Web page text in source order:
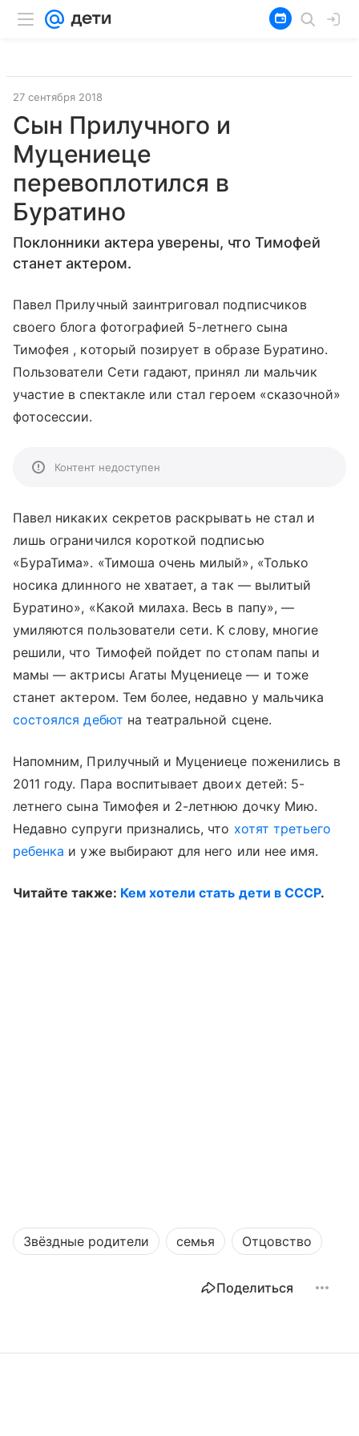
27 сентября 2018
Сын Прилучного и
Муцениеце
перевоплотился в
Буратино
Поклонники актера уверены, что Тимофей
станет актером.
Павел Прилучный заинтриговал подписчиков
своего блога фотографией 5-летнего сына
Тимофея , который позирует в образе Буратино.
Пользователи Сети гадают, принял ли мальчик
участие в спектакле или стал героем «сказочной»
фотосессии.
Контент недоступен
Павел никаких секретов раскрывать не стал и
лишь ограничился короткой подписью
«БураТима». «Тимоша очень милый», «Только
носика длинного не хватает, а так — вылитый
Буратино», «Какой милаха. Весь в папу», —
умиляются пользователи сети. К слову, многие
решили, что Тимофей пойдет по стопам папы и
мамы — актрисы Агаты Муцениеце — и тоже
станет актером. Тем более, недавно у мальчика
состоялся дебют на театральной сцене.
Напомним, Прилучный и Муцениеце поженились в
2011 году. Пара воспитывает двоих детей: 5-
летнего сына Тимофея и 2-летнюю дочку Мию.
Недавно супруги признались, что хотят третьего
ребенка и уже выбирают для него или нее имя.
Читайте также: Кем хотели стать дети в СССР.
Звёздные родители семья Отцовство
Поделиться